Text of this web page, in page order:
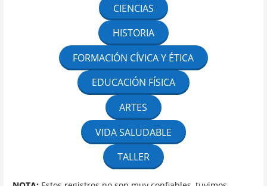
CIENCIAS
HISTORIA
FORMACIÓN CÍVICA Y ÉTICA
EDUCACIÓN FÍSICA
ARTES
VIDA SALUDABLE
TALLER